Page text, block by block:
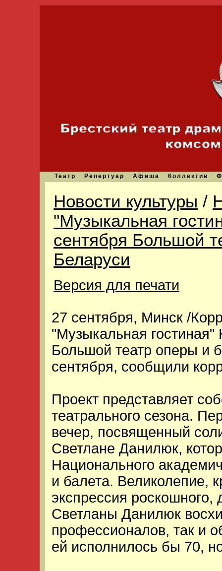
Театр Репертуар Афиша Коллектив
Новости культуры /
"Музыкальная
сентября Большой
Беларуси
Версия для печати
27 сентября, Минск /
"Музыкальная
Большой театр оперы и
сентября, сообщили
Проект представляет
театрального сезона.
вечер, посвященный
Светлане Данилюк,
Национального
и балета. Великолепие,
экспрессия роскошного,
Светланы Данилюк
профессионалов, так и
ей исполнилось бы 70,